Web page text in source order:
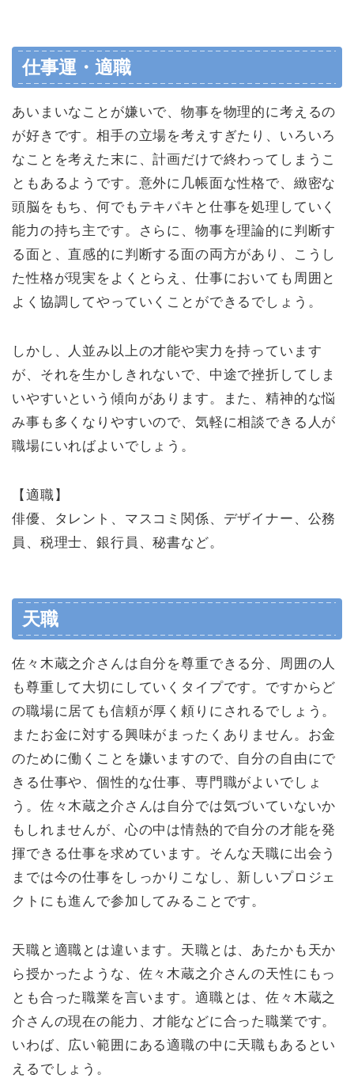
仕事運・適職
あいまいなことが嫌いで、物事を物理的に考えるの
が好きです。相手の立場を考えすぎたり、いろいろ
なことを考えた末に、計画だけで終わってしまうこ
ともあるようです。意外に几帳面な性格で、緻密な
頭脳をもち、何でもテキパキと仕事を処理していく
能力の持ち主です。さらに、物事を理論的に判断す
る面と、直感的に判断する面の両方があり、こうし
た性格が現実をよくとらえ、仕事においても周囲と
よく協調してやっていくことができるでしょう。
しかし、人並み以上の才能や実力を持っています
が、それを生かしきれないで、中途で挫折してしま
いやすいという傾向があります。また、精神的な悩
み事も多くなりやすいので、気軽に相談できる人が
職場にいればよいでしょう。
【適職】
俳優、タレント、マスコミ関係、デザイナー、公務
員、税理士、銀行員、秘書など。
天職
佐々木蔵之介さんは自分を尊重できる分、周囲の人
も尊重して大切にしていくタイプです。ですからど
の職場に居ても信頼が厚く頼りにされるでしょう。
またお金に対する興味がまったくありません。お金
のために働くことを嫌いますので、自分の自由にで
きる仕事や、個性的な仕事、専門職がよいでしょ
う。佐々木蔵之介さんは自分では気づいていないか
もしれませんが、心の中は情熱的で自分の才能を発
揮できる仕事を求めています。そんな天職に出会う
までは今の仕事をしっかりこなし、新しいプロジェ
クトにも進んで参加してみることです。
天職と適職とは違います。天職とは、あたかも天か
ら授かったような、佐々木蔵之介さんの天性にもっ
とも合った職業を言います。適職とは、佐々木蔵之
介さんの現在の能力、才能などに合った職業です。
いわば、広い範囲にある適職の中に天職もあるとい
えるでしょう。